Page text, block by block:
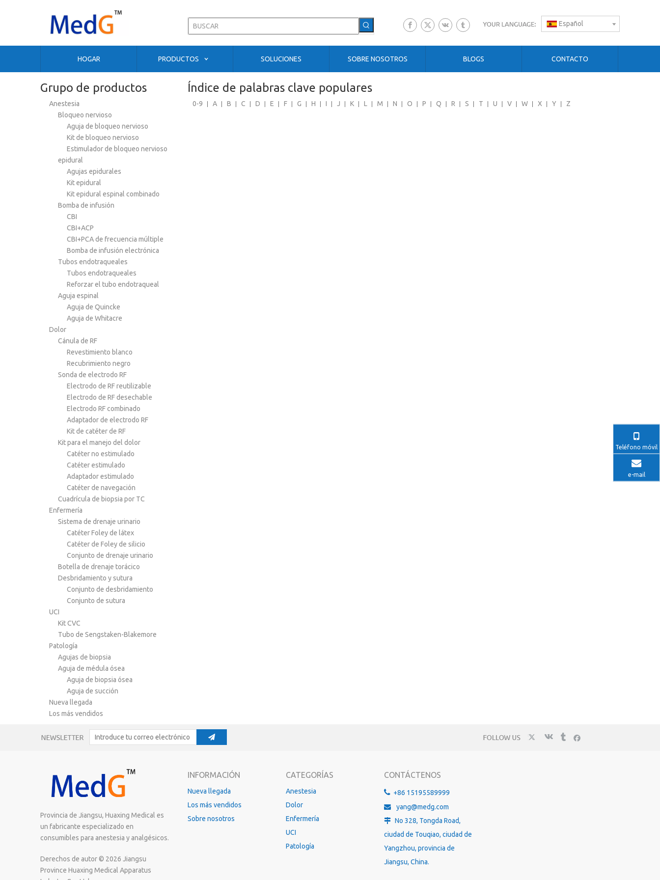
Español
HOGAR PRODUCTOS SOLUCIONES SOBRE NOSOTROS BLOGS CONTACTO
Grupo de productos
Anestesia
Bloqueo nervioso
Aguja de bloqueo nervioso
Kit de bloqueo nervioso
Estimulador de bloqueo nervioso
epidural
Agujas epidurales
Kit epidural
Kit epidural espinal combinado
Bomba de infusión
CBI
CBI+ACP
CBI+PCA de frecuencia múltiple
Bomba de infusión electrónica
Tubos endotraqueales
Tubos endotraqueales
Reforzar el tubo endotraqueal
Aguja espinal
Aguja de Quincke
Aguja de Whitacre
Dolor
Cánula de RF
Revestimiento blanco
Recubrimiento negro
Sonda de electrodo RF
Electrodo de RF reutilizable
Electrodo de RF desechable
Electrodo RF combinado
Adaptador de electrodo RF
Kit de catéter de RF
Kit para el manejo del dolor
Catéter no estimulado
Catéter estimulado
Adaptador estimulado
Catéter de navegación
Cuadrícula de biopsia por TC
Enfermería
Sistema de drenaje urinario
Catéter Foley de látex
Catéter de Foley de silicio
Conjunto de drenaje urinario
Botella de drenaje torácico
Desbridamiento y sutura
Conjunto de desbridamiento
Conjunto de sutura
UCI
Kit CVC
Tubo de Sengstaken-Blakemore
Patología
Agujas de biopsia
Aguja de médula ósea
Aguja de biopsia ósea
Aguja de succión
Nueva llegada
Los más vendidos
Índice de palabras clave populares
0-9 A B C D E F G H I J K L M N O P Q R S T U V W X Y Z
Provincia de Jiangsu, Huaxing Medical es
un fabricante especializado en
consumibles para anestesia y analgésicos.
Derechos de autor © 2026 Jiangsu
Province Huaxing Medical Apparatus
INFORMACIÓN
Nueva llegada
Los más vendidos
Sobre nosotros
CATEGORÍAS
Anestesia
Dolor
Enfermería
UCI
Patología
CONTÁCTENOS
 +86 15195589999
 yang@medg.com
 No 328, Tongda Road,
ciudad de Touqiao, ciudad de
Yangzhou, provincia de
Jiangsu, China.
Teléfono móvil
e-mail